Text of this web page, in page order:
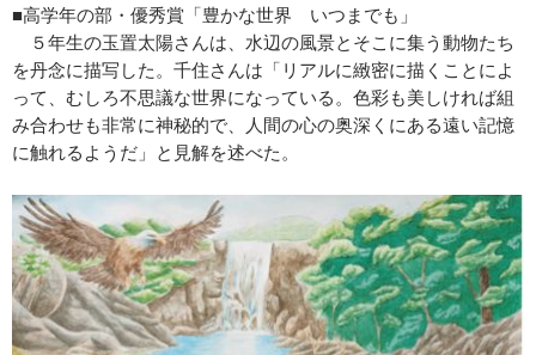
■高学年の部・優秀賞「豊かな世界 いつまでも」
５年生の玉置太陽さんは、水辺の風景とそこに集う動物たち
を丹念に描写した。千住さんは「リアルに緻密に描くことによ
って、むしろ不思議な世界になっている。色彩も美しければ組
み合わせも非常に神秘的で、人間の心の奥深くにある遠い記憶
に触れるようだ」と見解を述べた。